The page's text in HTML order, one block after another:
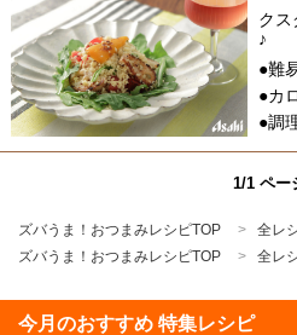
クス
♪
●難
●カ
●調
1/1 ペー
ズバうま！おつまみレシピTOP 全レ
ズバうま！おつまみレシピTOP
全レ
今月のおすすめ 特集レシピ